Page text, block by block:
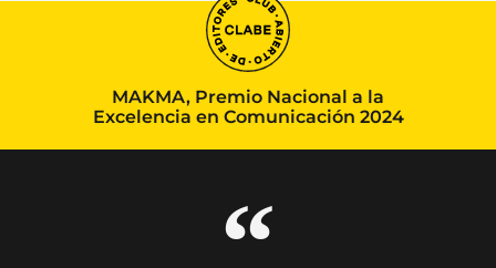
MAKMA, Premio Nacional a la
Excelencia en Comunicación 2024